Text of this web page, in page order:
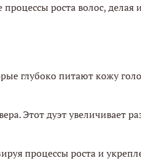
роста волос,
глубоко питают кожу
Этот дуэт увеличивает
процессы роста и